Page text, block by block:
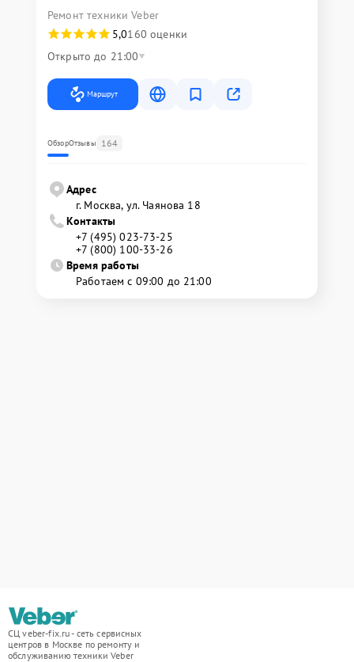
Ремонт техники Veber
5,0160 оценки
Открыто до 21:00
Маршрут
ОбзорОтзывы 164
Адрес
г. Москва, ул. Чаянова 18
Контакты
+7 (495) 023-73-25
+7 (800) 100-33-26
Время работы
Работаем с 09:00 до 21:00
СЦ veber-fix.ru - сеть сервисных
центров в Москве по ремонту и
обслуживанию техники Veber